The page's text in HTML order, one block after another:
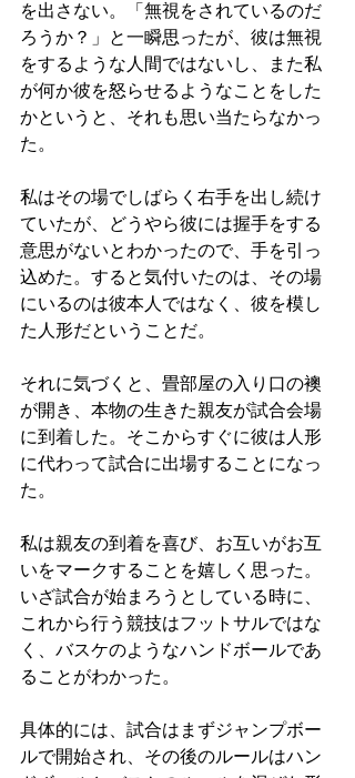
を出さない。「無視をされているのだ
ろうか？」と一瞬思ったが、彼は無視
をするような人間ではないし、また私
が何か彼を怒らせるようなことをした
かというと、それも思い当たらなかっ
た。
私はその場でしばらく右手を出し続け
ていたが、どうやら彼には握手をする
意思がないとわかったので、手を引っ
込めた。すると気付いたのは、その場
にいるのは彼本人ではなく、彼を模し
た人形だということだ。
それに気づくと、畳部屋の入り口の襖
が開き、本物の生きた親友が試合会場
に到着した。そこからすぐに彼は人形
に代わって試合に出場することになっ
た。
私は親友の到着を喜び、お互いがお互
いをマークすることを嬉しく思った。
いざ試合が始まろうとしている時に、
これから行う競技はフットサルではな
く、バスケのようなハンドボールであ
ることがわかった。
具体的には、試合はまずジャンプボー
ルで開始され、その後のルールはハン